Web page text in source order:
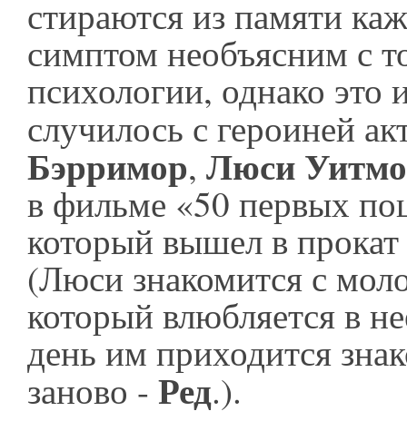
стираются из памяти
симптом необъясним с
психологии, однако это
случилось с героиней
Бэрримор, Люси
в фильме «50 первых
который вышел в
(Люси знакомится с
который влюбляется в
день им приходится
заново - Ред.).